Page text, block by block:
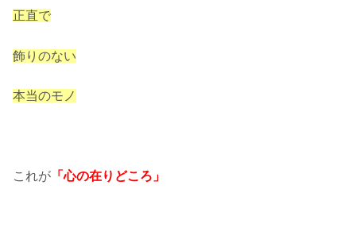
正直で
飾りのない
本当のモノ
これが 「心の在りどころ」